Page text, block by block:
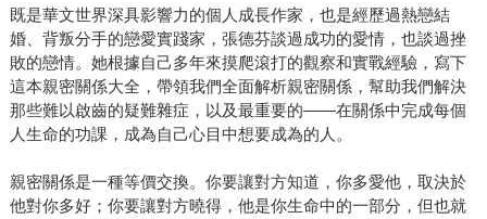
既是華文世界深具影響力的個人成長作家，也是經歷過熱戀結
婚、背叛分手的戀愛實踐家，張德芬談過成功的愛情，也談過挫
敗的戀情。她根據自己多年來摸爬滾打的觀察和實戰經驗，寫下
這本親密關係大全，帶領我們全面解析親密關係，幫助我們解決
那些難以啟齒的疑難雜症，以及最重要的——在關係中完成每個
人生命的功課，成為自己心目中想要成為的人。
親密關係是一種等價交換。你要讓對方知道，你多愛他，取決於
他對你多好；你要讓對方曉得，他是你生命中的一部分，但也就